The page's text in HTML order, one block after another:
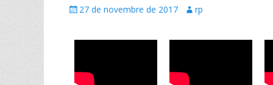
27 de novembre de 2017 rp